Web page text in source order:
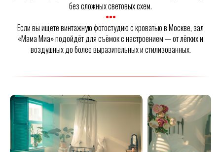
без сложных световых схем.
•••
Если вы ищете винтажную фотостудию с кроватью в Москве, зал
«Мама Миа» подойдёт для съёмок с настроением — от лёгких и
воздушных до более выразительных и стилизованных.